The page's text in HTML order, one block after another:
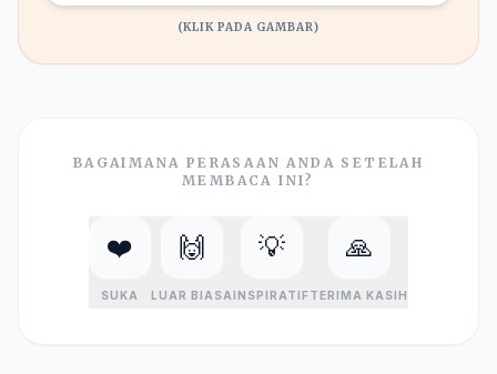
(KLIK PADA GAMBAR)
BAGAIMANA PERASAAN ANDA SETELAH
MEMBACA INI?
❤️
SUKA
🙌
LUAR BIASA
💡
INSPIRATIF
🙏
TERIMA KASIH